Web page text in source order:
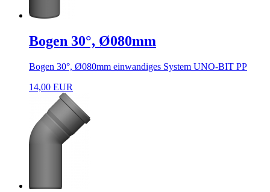
Bogen 30°, Ø080mm
Bogen 30°, Ø080mm einwandiges System UNO-BIT PP
14,00 EUR